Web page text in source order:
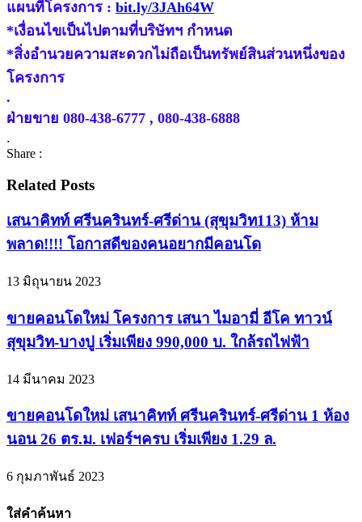
แผนที่โครงการ : bit.ly/3JAh64W
*เงื่อนไขเป็นไปตามที่บริษัทฯ กำหนด
*สิ่งอำนวยความสะดวกไม่ถือเป็นทรัพย์สินส่วนหนึ่งของ
โครงการ
.
ฝ่ายขาย 080-438-6777 , 080-438-6888
.
Share :
Related Posts
เสนาคิทท์ ศรีนครินทร์-ศรีด่าน (สุขุมวิท113) ห้าม
พลาด!!!! โอกาสดีของคนอยากมีคอนโด
13 มิถุนายน 2023
ขายคอนโดใหม่ โครงการ เสนา ไมอามี่ อีโค ทาวน์
สุขุมวิท-บางปู เริ่มเพียง 990,000 บ. ใกล้รถไฟฟ้า
14 มีนาคม 2023
ขายคอนโดใหม่ เสนาคิทท์ ศรีนครินทร์-ศรีด่าน 1 ห้อง
นอน 26 ตร.ม. เฟอร์ฯครบ เริ่มเพียง 1.29 ล.
6 กุมภาพันธ์ 2023
ใส่คำค้นหา